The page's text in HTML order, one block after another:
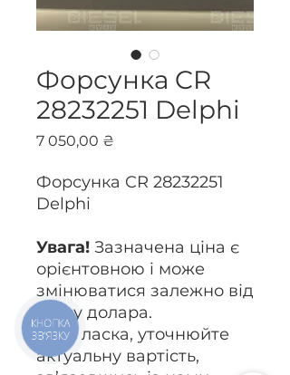
Форсунка CR
28232251 Delphi
7 050,00 ₴
Форсунка CR 28232251
Delphi
Увага! Зазначена ціна є
орієнтовною і може
змінюватися залежно від
курсу долара.
Будь ласка, уточнюйте
актуальну вартість,
КНОПКА
ЗВ'ЯЗКУ